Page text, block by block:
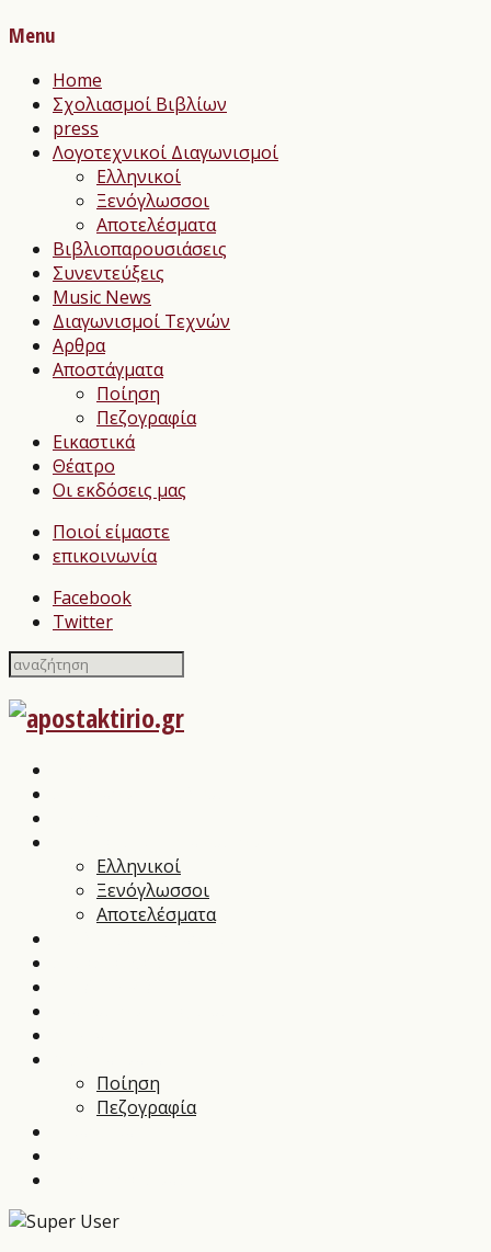
Menu
Home
Σχολιασμοί Βιβλίων
press
Λογοτεχνικοί Διαγωνισμοί
Ελληνικοί
Ξενόγλωσσοι
Αποτελέσματα
Βιβλιοπαρουσιάσεις
Συνεντεύξεις
Music News
Διαγωνισμοί Τεχνών
Αρθρα
Αποστάγματα
Ποίηση
Πεζογραφία
Εικαστικά
Θέατρο
Οι εκδόσεις μας
Ποιοί είμαστε
επικοινωνία
Facebook
Twitter
Ελληνικοί
Ξενόγλωσσοι
Αποτελέσματα
Ποίηση
Πεζογραφία